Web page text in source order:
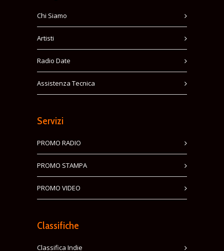
Chi Siamo
Artisti
Radio Date
Assistenza Tecnica
Servizi
PROMO RADIO
PROMO STAMPA
PROMO VIDEO
Classifiche
Classifica Indie